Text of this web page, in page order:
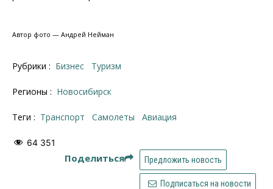
Автор фото — Андрей Нейман
Рубрики : Бизнес Туризм
Регионы : Новосибирск
Теги : транспорт самолеты авиация
64 351
Поделиться Предложить новость
Подписаться на новости